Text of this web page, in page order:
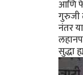
आणि
गुरुजी
नंतर
सुद्धा